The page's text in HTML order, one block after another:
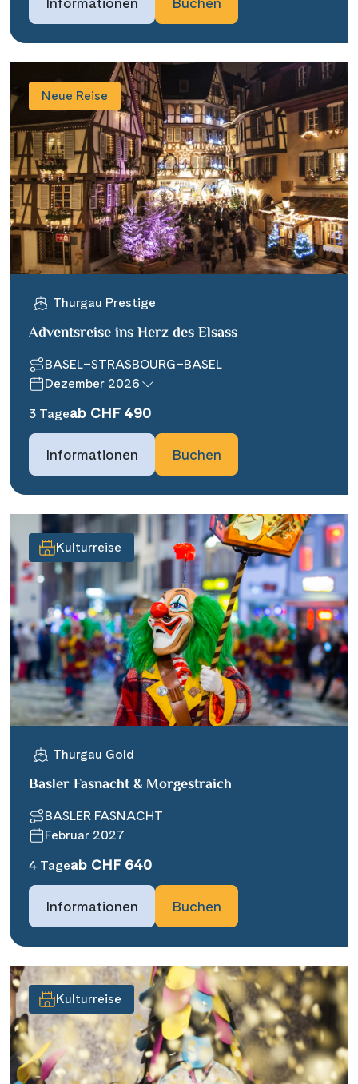
Neue Reise
Thurgau Prestige
Adventsreise ins Herz des Elsass
BASEL–STRASBOURG–BASEL
Dezember 2026
3 Tageab CHF 490
Informationen Buchen
Kulturreise
Thurgau Gold
Basler Fasnacht & Morgestraich
BASLER FASNACHT
Februar 2027
4 Tageab CHF 640
Informationen Buchen
Kulturreise